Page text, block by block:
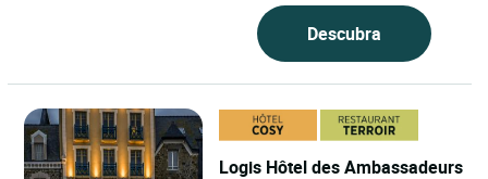
Descubra
Logis Hôtel des Ambassadeurs